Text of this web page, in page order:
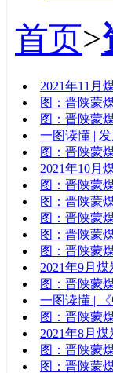
首页>
2021年11月
图：晋陕蒙
图：晋陕蒙
一图读懂 |
图：晋陕蒙
2021年10月
图：晋陕蒙
图：晋陕蒙
图：晋陕蒙
图：晋陕蒙
图：晋陕蒙
2021年9月
图：晋陕蒙
一图读懂 |
图：晋陕蒙
2021年8月
图：晋陕蒙
图：晋陕蒙